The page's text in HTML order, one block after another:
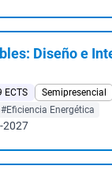
Diseño e
ECTS Semipresencial
#Eficiencia Energética
2027